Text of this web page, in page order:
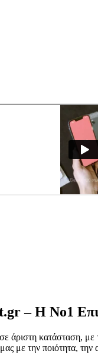
– Η Νο1
σε άριστη κατάσταση, με
με την ποιότητα, την